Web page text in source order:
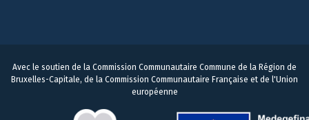
Avec le soutien de la Commission Communautaire Commune de la Région de
Bruxelles-Capitale, de la Commission Communautaire Française et de l'Union
européenne